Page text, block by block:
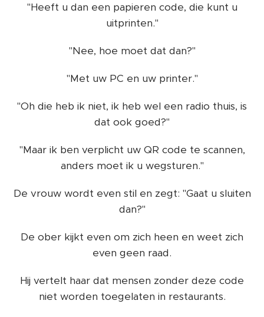
"Heeft u dan een papieren code, die kunt u
uitprinten."
"Nee, hoe moet dat dan?"
"Met uw PC en uw printer."
"Oh die heb ik niet, ik heb wel een radio thuis, is
dat ook goed?"
"Maar ik ben verplicht uw QR code te scannen,
anders moet ik u wegsturen."
De vrouw wordt even stil en zegt: "Gaat u sluiten
dan?"
De ober kijkt even om zich heen en weet zich
even geen raad.
Hij vertelt haar dat mensen zonder deze code
niet worden toegelaten in restaurants.